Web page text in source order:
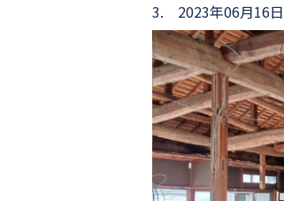
3. 2023年06月16日